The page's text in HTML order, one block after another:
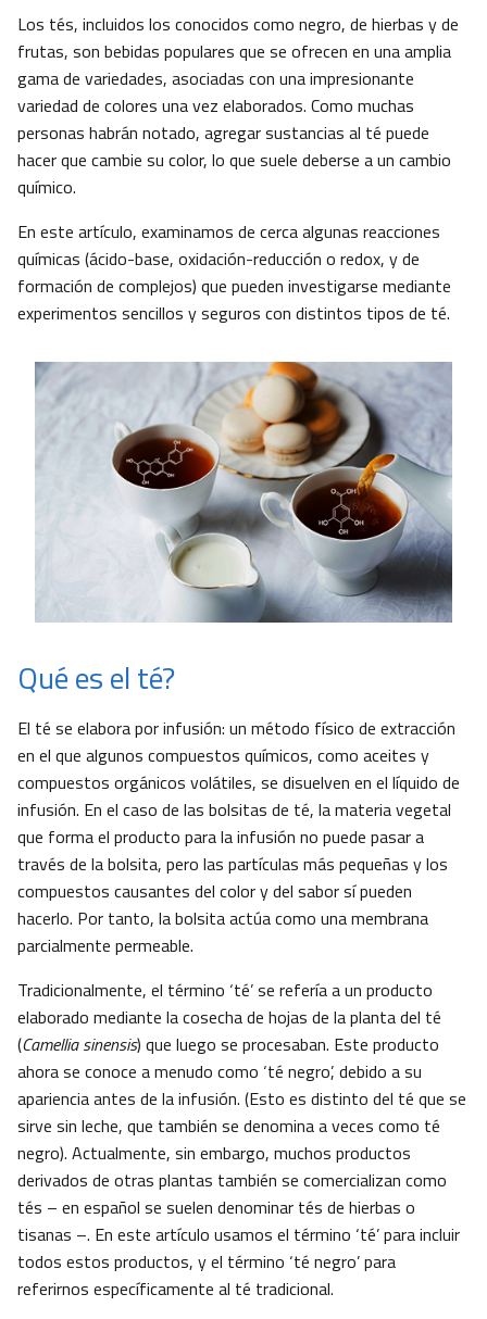
Los tés, incluidos los conocidos como negro, de hierbas y de
frutas, son bebidas populares que se ofrecen en una amplia
gama de variedades, asociadas con una impresionante
variedad de colores una vez elaborados. Como muchas
personas habrán notado, agregar sustancias al té puede
hacer que cambie su color, lo que suele deberse a un cambio
químico.
En este artículo, examinamos de cerca algunas reacciones
químicas (ácido-base, oxidación-reducción o redox, y de
formación de complejos) que pueden investigarse mediante
experimentos sencillos y seguros con distintos tipos de té.
Qué es el té?
El té se elabora por infusión: un método físico de extracción
en el que algunos compuestos químicos, como aceites y
compuestos orgánicos volátiles, se disuelven en el líquido de
infusión. En el caso de las bolsitas de té, la materia vegetal
que forma el producto para la infusión no puede pasar a
través de la bolsita, pero las partículas más pequeñas y los
compuestos causantes del color y del sabor sí pueden
hacerlo. Por tanto, la bolsita actúa como una membrana
parcialmente permeable.
Tradicionalmente, el término ‘té’ se refería a un producto
elaborado mediante la cosecha de hojas de la planta del té
(Camellia sinensis) que luego se procesaban. Este producto
ahora se conoce a menudo como ‘té negro’, debido a su
apariencia antes de la infusión. (Esto es distinto del té que se
sirve sin leche, que también se denomina a veces como té
negro). Actualmente, sin embargo, muchos productos
derivados de otras plantas también se comercializan como
tés – en español se suelen denominar tés de hierbas o
tisanas –. En este artículo usamos el término ‘té’ para incluir
todos estos productos, y el término ‘té negro’ para
referirnos específicamente al té tradicional.